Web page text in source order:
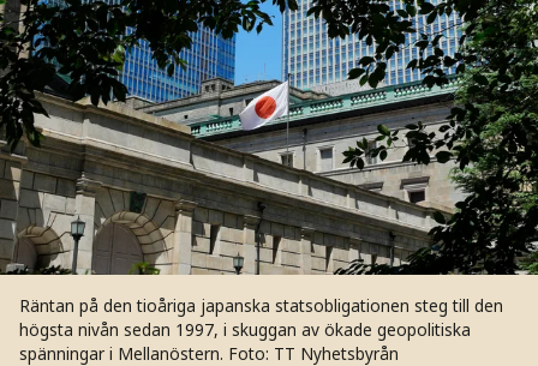
Räntan på den tioåriga japanska statsobligationen steg till den
högsta nivån sedan 1997, i skuggan av ökade geopolitiska
spänningar i Mellanöstern. Foto: TT Nyhetsbyrån